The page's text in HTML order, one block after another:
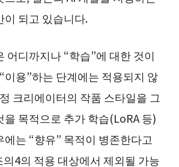
이 되고 있습니다.
어디까지나 “학습”에 대한 것이
이용”하는 단계에는 적용되지 않
크리에이터의 작품 스타일을 그
을 목적으로 추가 학습(LoRA 등)
는 “향유” 목적이 병존한다고
4의 적용 대상에서 제외될 가능